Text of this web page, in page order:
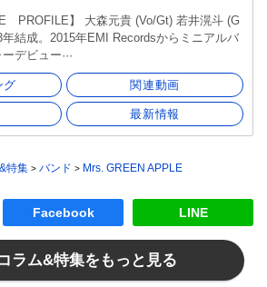
PROFILE】 大森元貴 (Vo/Gt) 若井滉斗 (G
結成。2015年EMI Recordsからミニアルバ
デビュー···
グ 関連動画
最新情報
特集 バンド Mrs. GREEN APPLE
Facebook LINE
ラム&特集をもっと見る